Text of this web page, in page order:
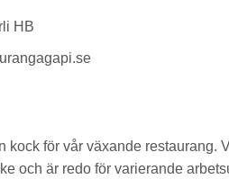
HB
kock för vår växande restaurang.
och är redo för varierande